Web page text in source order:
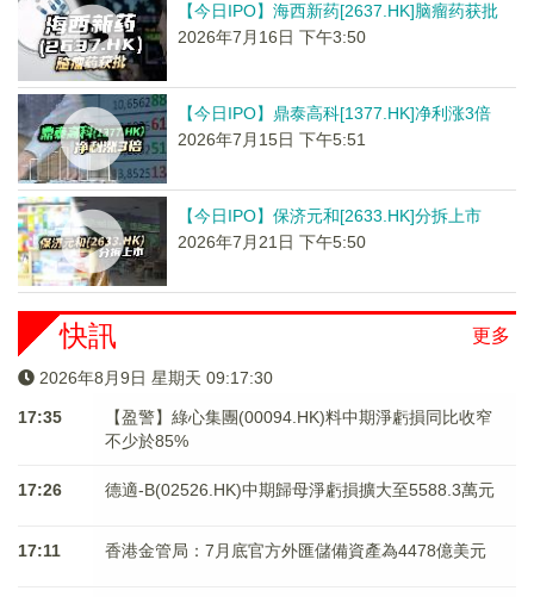
【今日IPO】海西新药[2637.HK]脑瘤药获批
2026年7月16日 下午3:50
【今日IPO】鼎泰高科[1377.HK]净利涨3倍
2026年7月15日 下午5:51
【今日IPO】保济元和[2633.HK]分拆上市
2026年7月21日 下午5:50
更多
快訊
2026年8月9日 星期天 09:17:31
17:35
【盈警】綠心集團(00094.HK)料中期淨虧損同比收窄
不少於85%
17:26 德適-B(02526.HK)中期歸母淨虧損擴大至5588.3萬元
17:11 香港金管局：7月底官方外匯儲備資產為4478億美元